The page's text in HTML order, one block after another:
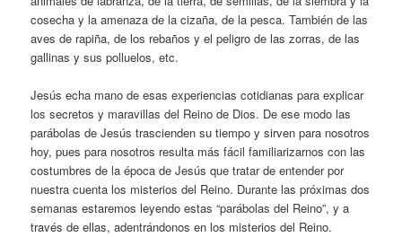
cosecha y la amenaza de la cizaña, de la pesca. También de las
aves de rapiña, de los rebaños y el peligro de las zorras, de las
gallinas y sus polluelos, etc.
Jesús echa mano de esas experiencias cotidianas para explicar
los secretos y maravillas del Reino de Dios. De ese modo las
parábolas de Jesús trascienden su tiempo y sirven para nosotros
hoy, pues para nosotros resulta más fácil familiarizarnos con las
costumbres de la época de Jesús que tratar de entender por
nuestra cuenta los misterios del Reino. Durante las próximas dos
semanas estaremos leyendo estas “parábolas del Reino”, y a
través de ellas, adentrándonos en los misterios del Reino.